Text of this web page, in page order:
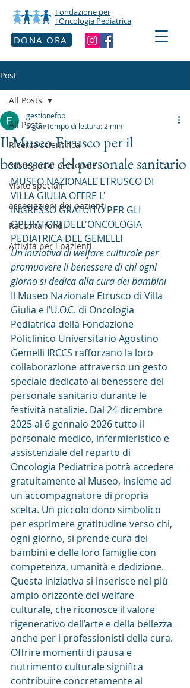
DONA ORA
Fondazione per
l'Oncologia Pediatrica
Post
All Posts
Ricerca scientifica
Sostegno al personale
Visite speciali
associazioni dei pazienti
Raccolta fondi
Attività per i pazienti
All Posts
Il Museo Etrusco per il
benessere del personale sanitario
gestionefop
5 genTempo di lettura: 2 min
MUSEO NAZIONALE ETRUSCO DI
VILLA GIULIA OFFRE L'
INGRESSO GRATUITO PER GLI
OPERATORI DELL'ONCOLOGIA
PEDIATRICA DEL GEMELLI
Un'iniziativa di welfare culturale per
promuovere il benessere di chi ogni
giorno si dedica alla cura dei bambini
Il Museo Nazionale Etrusco di Villa
Giulia e l’U.O.C. di Oncologia
Pediatrica della Fondazione
Policlinico Universitario Agostino
Gemelli IRCCS rafforzano la loro
collaborazione attraverso un gesto
speciale dedicato al benessere del
personale sanitario durante le
festività natalizie. Dal 24 dicembre
2025 al 6 gennaio 2026 tutto il
personale medico, infermieristico e
assistenziale del reparto di
Oncologia Pediatrica potrà accedere
gratuitamente al Museo, insieme ad
un accompagnatore di propria
scelta. Un piccolo dono simbolico
per esprimere gratitudine verso chi,
ogni giorno, si prende cura dei
bambini e delle loro famiglie con
competenza, umanità e dedizione.
Questa iniziativa si inserisce nel più
ampio orizzonte del welfare
culturale, che riconosce il valore
rigenerativo dell’arte e della bellezza
anche per i professionisti della cura.
Offrire momenti di pausa e
nutrimento culturale significa
contribuire concretamente al